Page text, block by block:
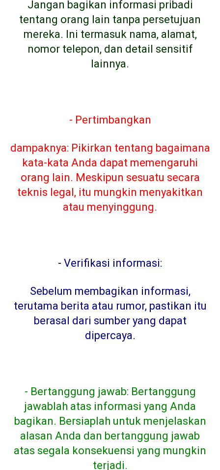
Jangan bagikan informasi pribadi
tentang orang lain tanpa persetujuan
mereka. Ini termasuk nama, alamat,
nomor telepon, dan detail sensitif
lainnya.
- Pertimbangkan
dampaknya: Pikirkan tentang bagaimana
kata-kata Anda dapat memengaruhi
orang lain. Meskipun sesuatu secara
teknis legal, itu mungkin menyakitkan
atau menyinggung.
- Verifikasi informasi:
Sebelum membagikan informasi,
terutama berita atau rumor, pastikan itu
berasal dari sumber yang dapat
dipercaya.
- Bertanggung jawab: Bertanggung
jawablah atas informasi yang Anda
bagikan. Bersiaplah untuk menjelaskan
alasan Anda dan bertanggung jawab
atas segala konsekuensi yang mungkin
terjadi.